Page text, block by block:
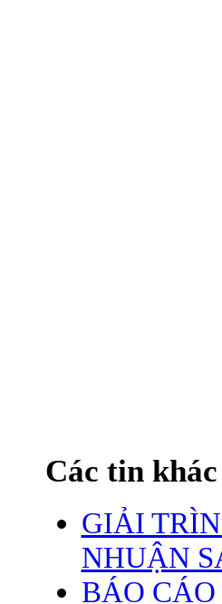
Các tin
GIẢI
NHUẬN
BÁO